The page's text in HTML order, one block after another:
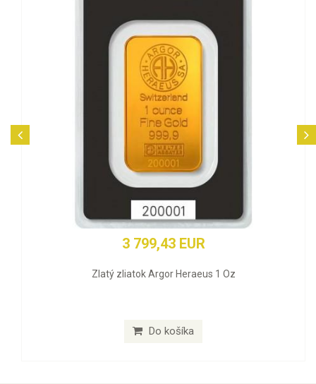
3 799,43 EUR
Zlatý zliatok Argor Heraeus 1 Oz
Do košíka